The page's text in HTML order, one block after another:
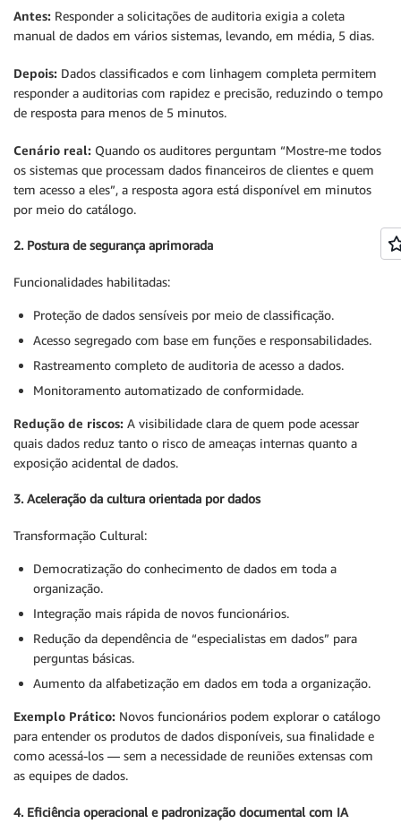
Antes: Responder a solicitações de auditoria exigia a coleta
manual de dados em vários sistemas, levando, em média, 5 dias.
Depois: Dados classificados e com linhagem completa permitem
responder a auditorias com rapidez e precisão, reduzindo o tempo
de resposta para menos de 5 minutos.
Cenário real: Quando os auditores perguntam “Mostre-me todos
os sistemas que processam dados financeiros de clientes e quem
tem acesso a eles”, a resposta agora está disponível em minutos
por meio do catálogo.
2. Postura de segurança aprimorada
Funcionalidades habilitadas:
Proteção de dados sensíveis por meio de classificação.
Acesso segregado com base em funções e responsabilidades.
Rastreamento completo de auditoria de acesso a dados.
Monitoramento automatizado de conformidade.
Redução de riscos: A visibilidade clara de quem pode acessar
quais dados reduz tanto o risco de ameaças internas quanto a
exposição acidental de dados.
3. Aceleração da cultura orientada por dados
Transformação Cultural:
Democratização do conhecimento de dados em toda a
organização.
Integração mais rápida de novos funcionários.
Redução da dependência de “especialistas em dados” para
perguntas básicas.
Aumento da alfabetização em dados em toda a organização.
Exemplo Prático: Novos funcionários podem explorar o catálogo
para entender os produtos de dados disponíveis, sua finalidade e
como acessá-los — sem a necessidade de reuniões extensas com
as equipes de dados.
4. Eficiência operacional e padronização documental com IA